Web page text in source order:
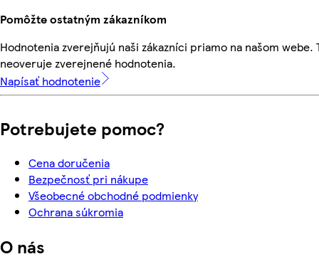
Pomôžte ostatným zákazníkom
Hodnotenia zverejňujú naši zákazníci priamo na našom webe.
neoveruje zverejnené hodnotenia.
Napísať hodnotenie
Potrebujete pomoc?
Cena doručenia
Bezpečnosť pri nákupe
Všeobecné obchodné podmienky
Ochrana súkromia
O nás